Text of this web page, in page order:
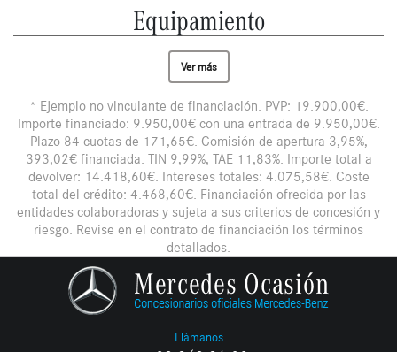
Equipamiento
Ver más
* Ejemplo no vinculante de financiación. PVP: 19.900,00€.
Importe financiado: 9.950,00€ con una entrada de 9.950,00€.
Plazo 84 cuotas de 171,65€. Comisión de apertura 3,95%,
393,02€ financiada. TIN 9,99%, TAE 11,83%. Importe total a
devolver: 14.418,60€. Intereses totales: 4.075,58€. Coste
total del crédito: 4.468,60€. Financiación ofrecida por las
entidades colaboradoras y sujeta a sus criterios de concesión y
riesgo. Revise en el contrato de financiación los términos
detallados.
Llámanos